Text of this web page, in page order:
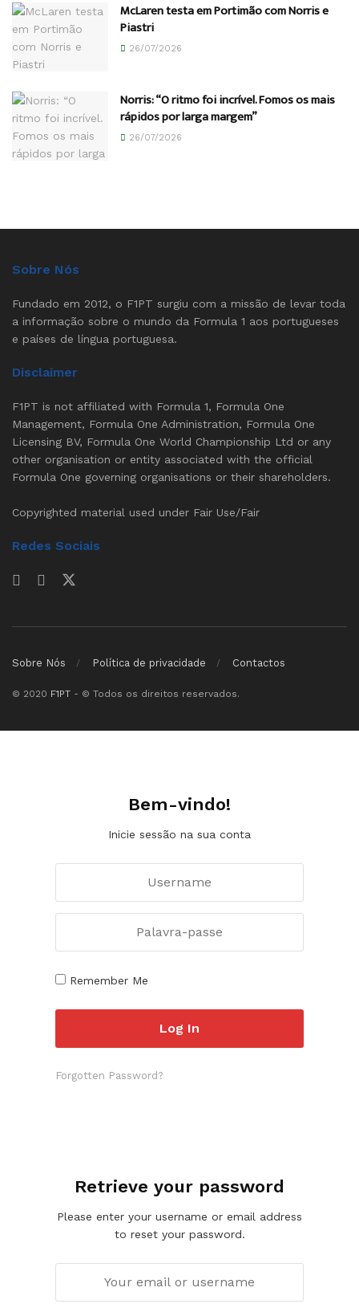
McLaren testa em Portimão com Norris e
Piastri
26/07/2026
Norris: “O ritmo foi incrível. Fomos os mais
rápidos por larga margem”
26/07/2026
Sobre Nós
Fundado em 2012, o F1PT surgiu com a missão de levar toda
a informação sobre o mundo da Formula 1 aos portugueses
e países de língua portuguesa.
Disclaimer
F1PT is not affiliated with Formula 1, Formula One
Management, Formula One Administration, Formula One
Licensing BV, Formula One World Championship Ltd or any
other organisation or entity associated with the official
Formula One governing organisations or their shareholders.
Copyrighted material used under Fair Use/Fair
Redes Sociais
Sobre Nós Política de privacidade Contactos
© 2020 F1PT - © Todos os direitos reservados.
Bem-vindo!
Inicie sessão na sua conta
Remember Me
Forgotten Password?
Retrieve your password
Please enter your username or email address
to reset your password.